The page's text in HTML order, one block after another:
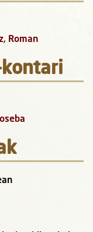
Roman